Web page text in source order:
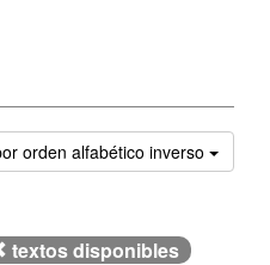
orden alfabético inverso
textos disponibles